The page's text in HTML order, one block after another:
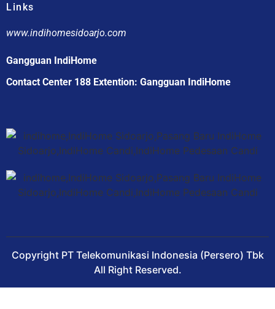
Links
www.indihomesidoarjo.com
Gangguan IndiHome
Contact Center 188 Extention: Gangguan IndiHome
Copyright PT Telekomunikasi Indonesia (Persero) Tbk
All Right Reserved.